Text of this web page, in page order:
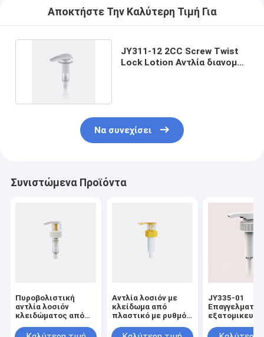
Αποκτήστε Την Καλύτερη Τιμή Για
JY311-12 2CC Screw Twist
Lock Lotion Αντλία διανομής
Να συνεχίσει
Συνιστώμενα Προϊόντα
Πυροβολιστική
αντλία λοσιόν
κλειδώματος από
ρυθμό εκφόρτωσης
Αντλία λοσιόν με
κλείδωμα από
πλαστικό με ρυθμό
4,0±0,50ml/T για
JY335-01
πλαστική